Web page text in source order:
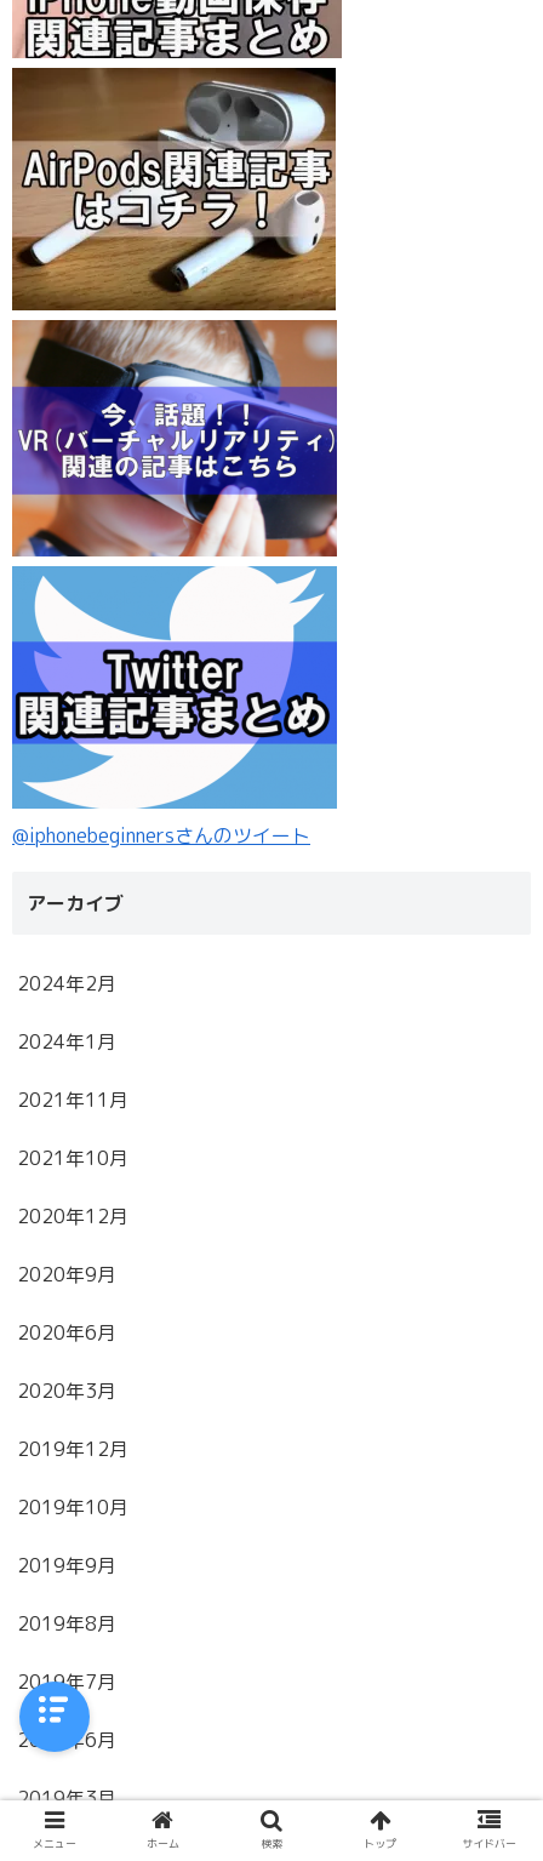
@iphonebeginnersさんのツイート
アーカイブ
2024年2月
2024年1月
2021年11月
2021年10月
2020年12月
2020年9月
2020年6月
2020年3月
2019年12月
2019年10月
2019年9月
2019年8月
2019年7月
2019年6月
2019年3月
メニュー ホーム 検索 トップ サイドバー